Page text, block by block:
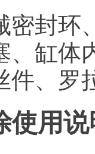
密封环
、缸体
件、罗
使用